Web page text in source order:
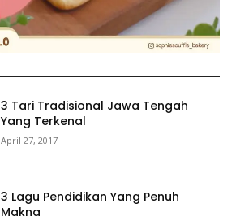
3 Tari Tradisional Jawa Tengah
Yang Terkenal
April 27, 2017
3 Lagu Pendidikan Yang Penuh
Makna